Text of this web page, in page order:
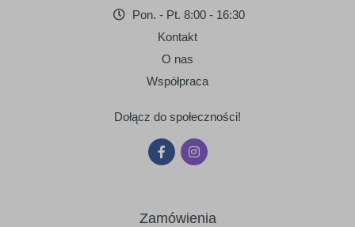
Pon. - Pt. 8:00 - 16:30
Kontakt
O nas
Współpraca
Dołącz do społeczności!
Zamówienia